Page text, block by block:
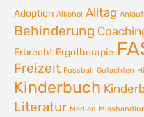
Adoption Alkohol Alltag
Behinderung
Erbrecht Ergotherapie
Freizeit Fussball Gutachten
Kinderbuch
Literatur Medien